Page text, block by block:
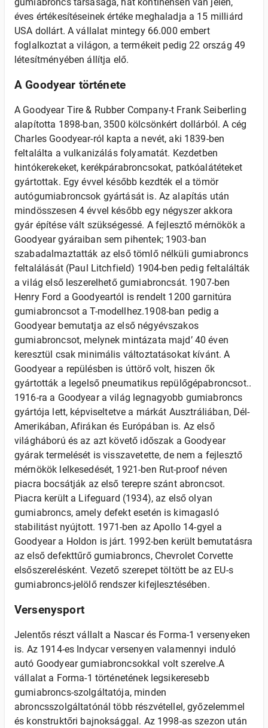
éves értékesítéseinek értéke meghaladja a 15 milliárd
USA dollárt. A vállalat mintegy 66.000 embert
foglalkoztat a világon, a termékeit pedig 22 ország 49
létesítményében állítja elő.
A Goodyear története
A Goodyear Tire & Rubber Company-t Frank Seiberling
alapította 1898-ban, 3500 kölcsönkért dollárból. A cég
Charles Goodyear-ról kapta a nevét, aki 1839-ben
feltalálta a vulkanizálás folyamatát. Kezdetben
hintókerekeket, kerékpárabroncsokat, patkóalátéteket
gyártottak. Egy évvel később kezdték el a tömör
autógumiabroncsok gyártását is. Az alapítás után
mindösszesen 4 évvel később egy négyszer akkora
gyár építése vált szükségessé. A fejlesztő mérnökök a
Goodyear gyáraiban sem pihentek; 1903-ban
szabadalmaztatták az első tömlő nélküli gumiabroncs
feltalálását (Paul Litchfield) 1904-ben pedig feltalálták
a világ első leszerelhető gumiabroncsát. 1907-ben
Henry Ford a Goodyeartól is rendelt 1200 garnitúra
gumiabroncsot a T-modellhez.1908-ban pedig a
Goodyear bemutatja az első négyévszakos
gumiabroncsot, melynek mintázata majd’ 40 éven
keresztül csak minimális változtatásokat kívánt. A
Goodyear a repülésben is úttörő volt, hiszen ők
gyártották a legelső pneumatikus repülőgépabroncsot..
1916-ra a Goodyear a világ legnagyobb gumiabroncs
gyártója lett, képviseltetve a márkát Ausztráliában, Dél-
Amerikában, Afirákan és Európában is. Az első
világháború és az azt követő időszak a Goodyear
gyárak termelését is visszavetette, de nem a fejlesztő
mérnökök lelkesedését, 1921-ben Rut-proof néven
piacra bocsátják az első terepre szánt abroncsot.
Piacra került a Lifeguard (1934), az első olyan
gumiabroncs, amely defekt esetén is kimagasló
stabilitást nyújtott. 1971-ben az Apollo 14-gyel a
Goodyear a Holdon is járt. 1992-ben került bemutatásra
az első defekttűrő gumiabroncs, Chevrolet Corvette
elsőszerelésként. Vezető szerepet töltött be az EU-s
gumiabroncs-jelölő rendszer kifejlesztésében.
Versenysport
Jelentős részt vállalt a Nascar és Forma-1 versenyeken
is. Az 1914-es Indycar versenyen valamennyi induló
autó Goodyear gumiabroncsokkal volt szerelve.A
vállalat a Forma-1 történetének legsikeresebb
gumiabroncs-szolgáltatója, minden
abroncsszolgáltatónál több részvétellel, győzelemmel
és konstruktőri bajnoksággal. Az 1998-as szezon után